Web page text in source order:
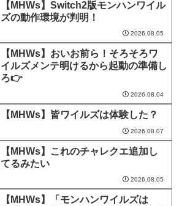
【MHWs】Switch2版モンハンワイル
ズの動作環境が判明！
2026.08.05
【MHWs】おいお前ら！そろそろワ
イルズメンテ明けるから起動の準備し
ろ👉
2026.08.04
【MHWs】皆ワイルズは体験した？
2026.08.07
【MHWs】これのチャレクエ追加し
てるみたい
2026.08.05
【MHWs】「モンハンワイルズは